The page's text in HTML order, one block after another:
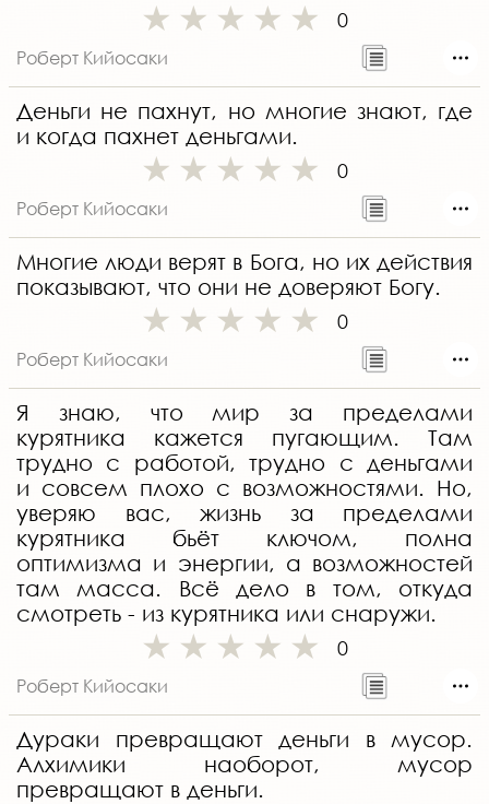
0
Роберт Кийосаки
Деньги не пахнут, но многие знают, где
и когда пахнет деньгами.
0
Роберт Кийосаки
Многие люди верят в Бога, но их действия
показывают, что они не доверяют Богу.
0
Роберт Кийосаки
Я знаю, что мир за пределами
курятника кажется пугающим. Там
трудно с работой, трудно с деньгами
и совсем плохо с возможностями. Но,
уверяю вас, жизнь за пределами
курятника бьёт ключом, полна
оптимизма и энергии, а возможностей
там масса. Всё дело в том, откуда
смотреть - из курятника или снаружи.
0
Роберт Кийосаки
Дураки превращают деньги в мусор.
Алхимики наоборот, мусор
превращают в деньги.